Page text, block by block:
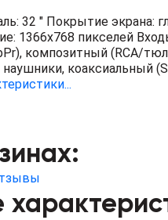
32 " Покрытие экрана:
1366x768 пикселей
композитный (RCA/
коаксиальный